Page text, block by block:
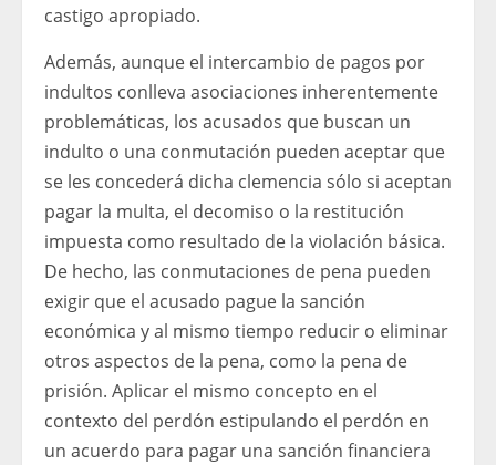
castigo apropiado.
Además, aunque el intercambio de pagos por
indultos conlleva asociaciones inherentemente
problemáticas, los acusados ​​que buscan un
indulto o una conmutación pueden aceptar que
se les concederá dicha clemencia sólo si aceptan
pagar la multa, el decomiso o la restitución
impuesta como resultado de la violación básica.
De hecho, las conmutaciones de pena pueden
exigir que el acusado pague la sanción
económica y al mismo tiempo reducir o eliminar
otros aspectos de la pena, como la pena de
prisión. Aplicar el mismo concepto en el
contexto del perdón estipulando el perdón en
un acuerdo para pagar una sanción financiera